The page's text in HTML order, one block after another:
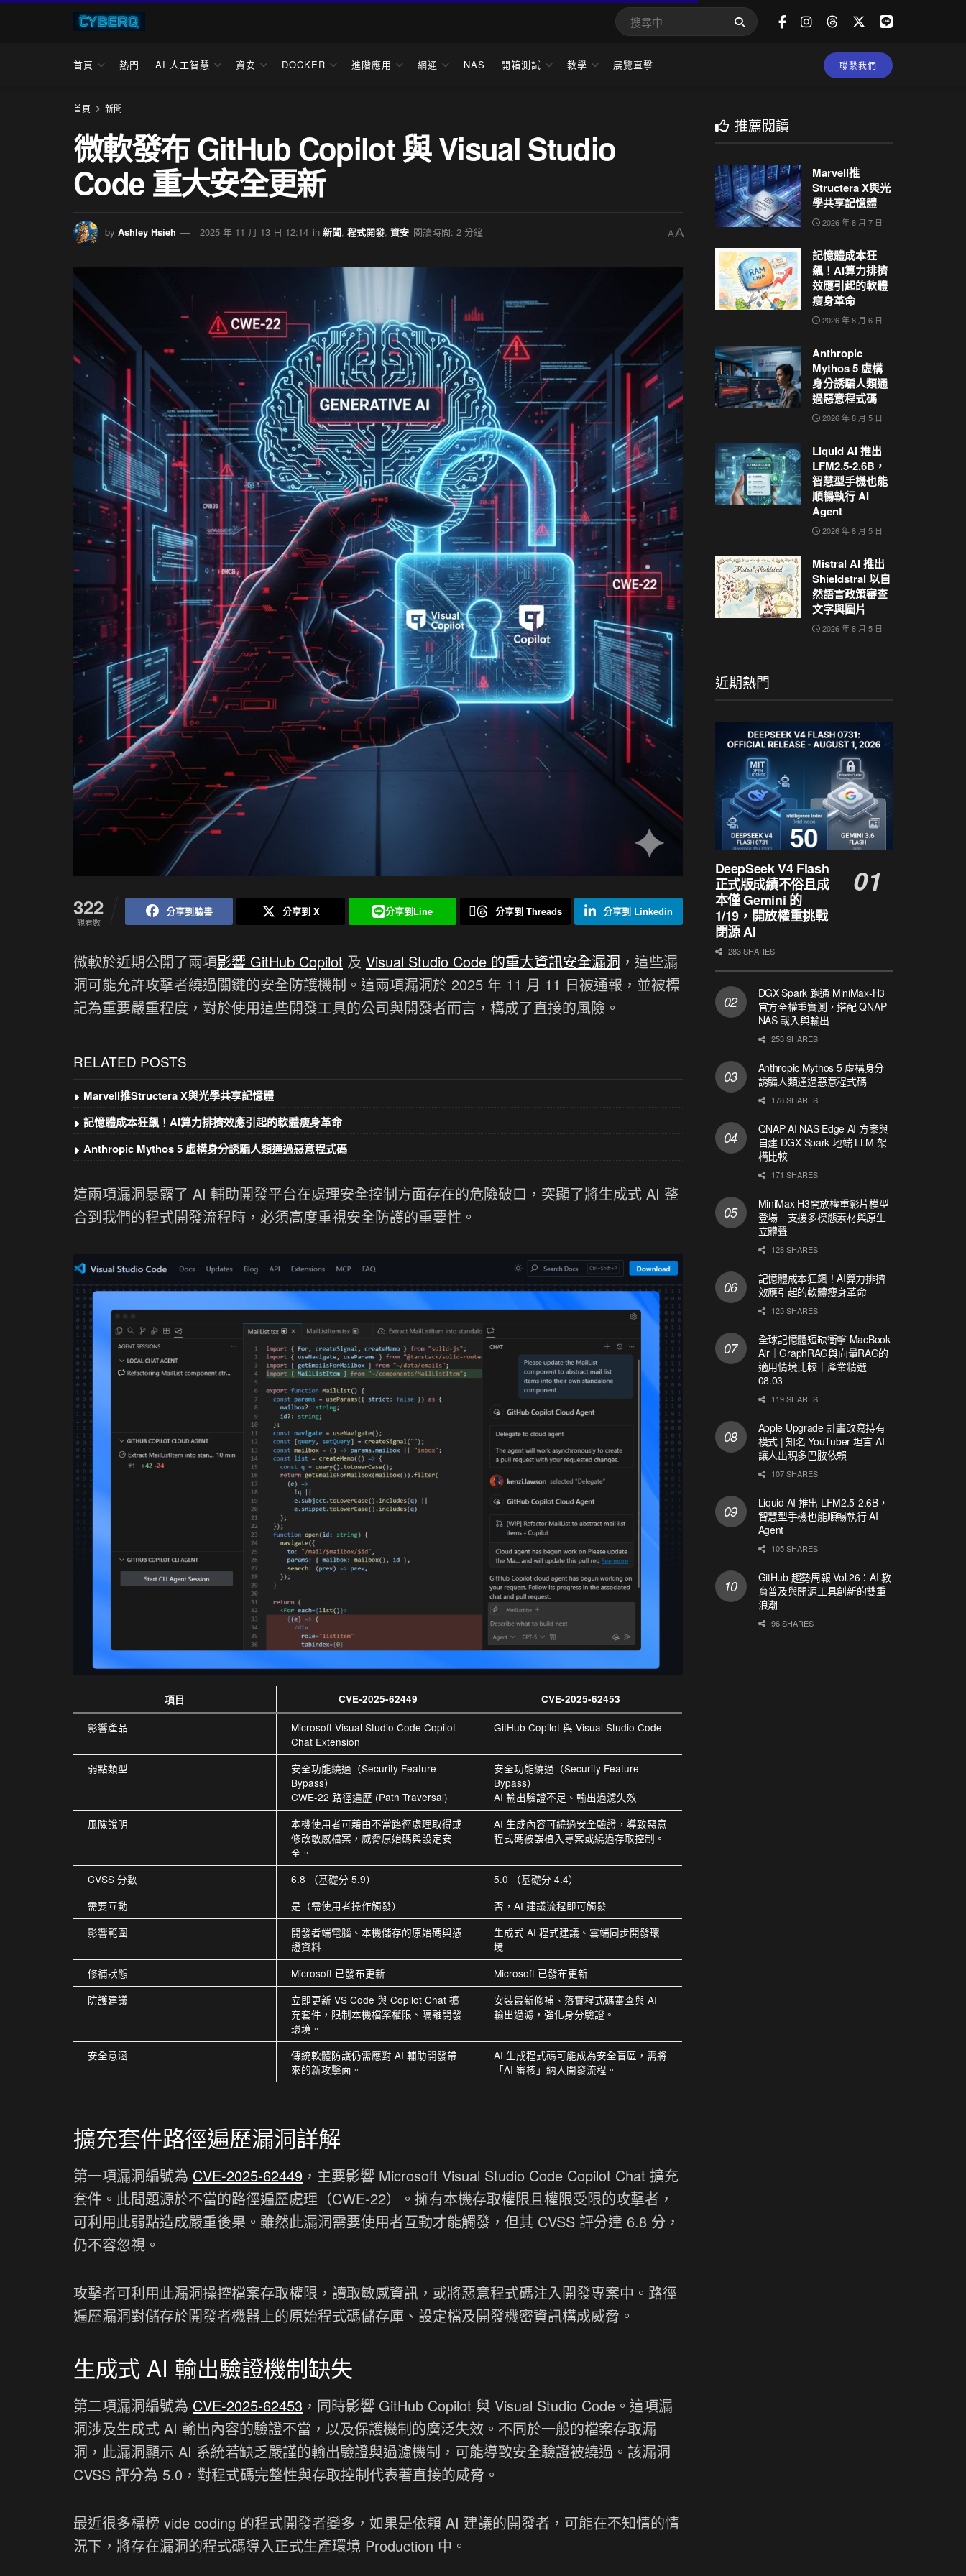
首頁 熱門 AI 人工智慧 資安 DOCKER 進階應用 網通 NAS 開箱測試 教學 展覽直擊 聯繫我們
首頁 新聞
微軟發布 GitHub Copilot 與 Visual Studio
Code 重大安全更新
by Ashley Hsieh 2025 年 11 月 13 日 12:14 in 新聞, 程式開發, 資安 閱讀時間: 2 分鐘 AA
322
觀看數
分享到臉書 分享到 X 分享到Line 分享到 Threads 分享到 Linkedin
微軟於近期公開了兩項影響 GitHub Copilot 及 Visual Studio Code 的重大資訊安全漏洞 ，這些漏
洞可能允許攻擊者繞過關鍵的安全防護機制。這兩項漏洞於 2025 年 11 月 11 日被通報，並被標
記為重要嚴重程度，對於使用這些開發工具的公司與開發者而言，構成了直接的風險。
RELATED POSTS
Marvell推Structera X與光學共享記憶體
記憶體成本狂飆！AI算力排擠效應引起的軟體瘦身革命
Anthropic Mythos 5 虛構身分誘騙人類通過惡意程式碼
這兩項漏洞暴露了 AI 輔助開發平台在處理安全控制方面存在的危險破口，突顯了將生成式 AI 整
合到我們的程式開發流程時，必須高度重視安全防護的重要性。
項目 CVE-2025-62449 CVE-2025-62453
影響產品
Microsoft Visual Studio Code Copilot
Chat Extension
GitHub Copilot 與 Visual Studio Code
弱點類型
安全功能繞過（Security Feature
Bypass）
CWE-22 路徑遍歷 (Path Traversal)
安全功能繞過（Security Feature
Bypass）
AI 輸出驗證不足、輸出過濾失效
風險說明
本機使用者可藉由不當路徑處理取得或
修改敏感檔案，威脅原始碼與設定安
全。
AI 生成內容可繞過安全驗證，導致惡意
程式碼被誤植入專案或繞過存取控制。
CVSS 分數 6.8 （基礎分 5.9）
5.0 （基礎分 4.4）
需要互動
是（需使用者操作觸發）
否，AI 建議流程即可觸發
影響範圍
開發者端電腦、本機儲存的原始碼與憑
證資料
生成式 AI 程式建議、雲端同步開發環
境
修補狀態
Microsoft 已發布更新
Microsoft 已發布更新
防護建議
立即更新 VS Code 與 Copilot Chat 擴
充套件，限制本機檔案權限、隔離開發
環境。
安裝最新修補、落實程式碼審查與 AI
輸出過濾，強化身分驗證。
安全意涵
傳統軟體防護仍需應對 AI 輔助開發帶
來的新攻擊面。
AI 生成程式碼可能成為安全盲區，需將
「AI 審核」納入開發流程。
擴充套件路徑遍歷漏洞詳解
第一項漏洞編號為 CVE-2025-62449 ，主要影響 Microsoft Visual Studio Code Copilot Chat 擴充
套件。此問題源於不當的路徑遍歷處理（CWE-22）。擁有本機存取權限且權限受限的攻擊者，
可利用此弱點造成嚴重後果。雖然此漏洞需要使用者互動才能觸發，但其 CVSS 評分達 6.8 分，
仍不容忽視。
攻擊者可利用此漏洞操控檔案存取權限，讀取敏感資訊，或將惡意程式碼注入開發專案中。路徑
遍歷漏洞對儲存於開發者機器上的原始程式碼儲存庫、設定檔及開發機密資訊構成威脅。
生成式 AI 輸出驗證機制缺失
第二項漏洞編號為 CVE-2025-62453 ，同時影響 GitHub Copilot 與 Visual Studio Code。這項漏
洞涉及生成式 AI 輸出內容的驗證不當，以及保護機制的廣泛失效。不同於一般的檔案存取漏
洞，此漏洞顯示 AI 系統若缺乏嚴謹的輸出驗證與過濾機制，可能導致安全驗證被繞過。該漏洞
CVSS 評分為 5.0，對程式碼完整性與存取控制代表著直接的威脅。
最近很多標榜 vide coding 的程式開發者變多，如果是依賴 AI 建議的開發者，可能在不知情的情
況下，將存在漏洞的程式碼導入正式生產環境 Production 中。
推薦閱讀
Marvell推
Structera X與光
學共享記憶體
2026 年 8 月 7 日
記憶體成本狂
飆！AI算力排擠
效應引起的軟體
瘦身革命
2026 年 8 月 6 日
Anthropic
Mythos 5 虛構
身分誘騙人類通
過惡意程式碼
2026 年 8 月 5 日
Liquid AI 推出
LFM2.5-2.6B，
智慧型手機也能
順暢執行 AI
Agent
2026 年 8 月 5 日
Mistral AI 推出
Shieldstral 以自
然語言政策審查
文字與圖片
2026 年 8 月 5 日
近期熱門
DeepSeek V4 Flash
正式版成績不俗且成
本僅 Gemini 的
1/19，開放權重挑戰
閉源 AI
283 SHARES
DGX Spark 跑通 MiniMax-H3
官方全權重實測，搭配 QNAP
NAS 載入與輸出
253 SHARES
Anthropic Mythos 5 虛構身分
誘騙人類通過惡意程式碼
178 SHARES
QNAP AI NAS Edge AI 方案與
自建 DGX Spark 地端 LLM 架
構比較
171 SHARES
MiniMax H3開放權重影片模型
登場 支援多模態素材與原生
立體聲
128 SHARES
記憶體成本狂飆！AI算力排擠
效應引起的軟體瘦身革命
125 SHARES
全球記憶體短缺衝擊 MacBook
Air｜GraphRAG與向量RAG的
適用情境比較｜產業精選
08.03
119 SHARES
Apple Upgrade 計畫改寫持有
模式 | 知名 YouTuber 坦言 AI
讓人出現多巴胺依賴
107 SHARES
Liquid AI 推出 LFM2.5-2.6B，
智慧型手機也能順暢執行 AI
Agent
105 SHARES
GitHub 趨勢周報 Vol.26：AI 教
育普及與開源工具創新的雙重
浪潮
96 SHARES